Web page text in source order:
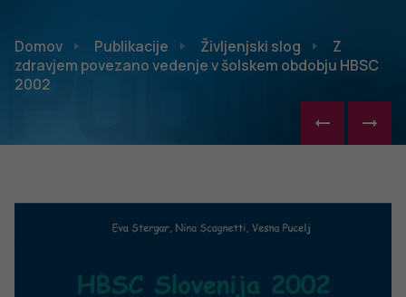
Domov Publikacije Življenjski slog
Z
zdravjem povezano vedenje v šolskem obdobju HBSC
2002